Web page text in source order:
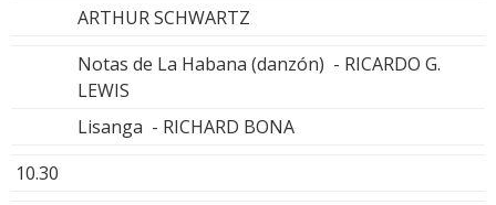
ARTHUR SCHWARTZ
Notas de La Habana (danzón) - RICARDO G.
LEWIS
Lisanga - RICHARD BONA
10.30